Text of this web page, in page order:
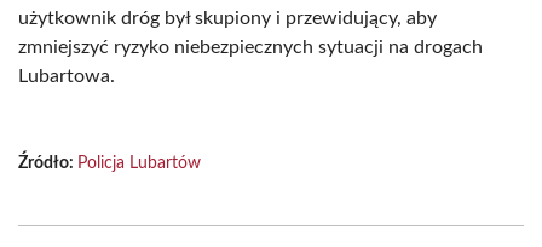
użytkownik dróg był skupiony i przewidujący, aby
zmniejszyć ryzyko niebezpiecznych sytuacji na drogach
Lubartowa.
Źródło: Policja Lubartów